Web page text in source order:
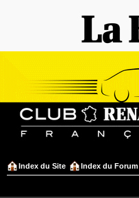
Index du Site Index du Forum